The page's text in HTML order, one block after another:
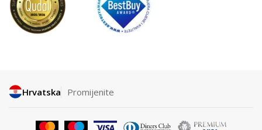
Hrvatska Promijenite